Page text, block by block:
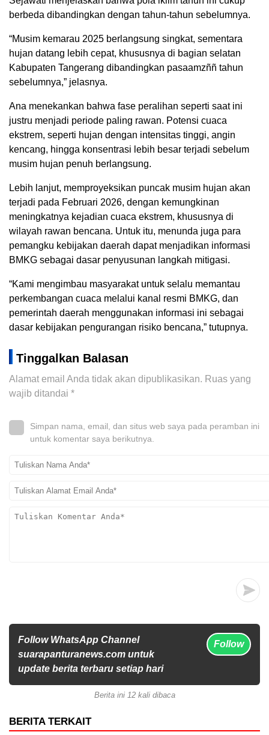
berbeda dibandingkan dengan tahun-tahun sebelumnya.
“Musim kemarau 2025 berlangsung singkat, sementara
hujan datang lebih cepat, khususnya di bagian selatan
Kabupaten Tangerang dibandingkan pasaamzññ tahun
sebelumnya,” jelasnya.
Ana menekankan bahwa fase peralihan seperti saat ini
justru menjadi periode paling rawan. Potensi cuaca
ekstrem, seperti hujan dengan intensitas tinggi, angin
kencang, hingga konsentrasi lebih besar terjadi sebelum
musim hujan penuh berlangsung.
Lebih lanjut, memproyeksikan puncak musim hujan akan
terjadi pada Februari 2026, dengan kemungkinan
meningkatnya kejadian cuaca ekstrem, khususnya di
wilayah rawan bencana. Untuk itu, menunda juga para
pemangku kebijakan daerah dapat menjadikan informasi
BMKG sebagai dasar penyusunan langkah mitigasi.
“Kami mengimbau masyarakat untuk selalu memantau
perkembangan cuaca melalui kanal resmi BMKG, dan
pemerintah daerah menggunakan informasi ini sebagai
dasar kebijakan pengurangan risiko bencana,” tutupnya.
Tinggalkan Balasan
Alamat email Anda tidak akan dipublikasikan. Ruas yang
wajib ditandai *
Simpan nama, email, dan situs web saya pada peramban ini
untuk komentar saya berikutnya.
Follow WhatsApp Channel
suarapanturanews.com untuk
update berita terbaru setiap hari
Follow
Berita ini 12 kali dibaca
BERITA TERKAIT